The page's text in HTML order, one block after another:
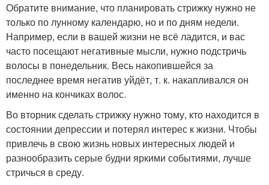
Обратите внимание, что планировать стрижку нужно не
только по лунному календарю, но и по дням недели.
Например, если в вашей жизни не всё ладится, и вас
часто посещают негативные мысли, нужно подстричь
волосы в понедельник. Весь накопившейся за
последнее время негатив уйдёт, т. к. накапливался он
именно на кончиках волос.
Во вторник сделать стрижку нужно тому, кто находится в
состоянии депрессии и потерял интерес к жизни. Чтобы
привлечь в свою жизнь новых интересных людей и
разнообразить серые будни яркими событиями, лучше
стричься в среду.